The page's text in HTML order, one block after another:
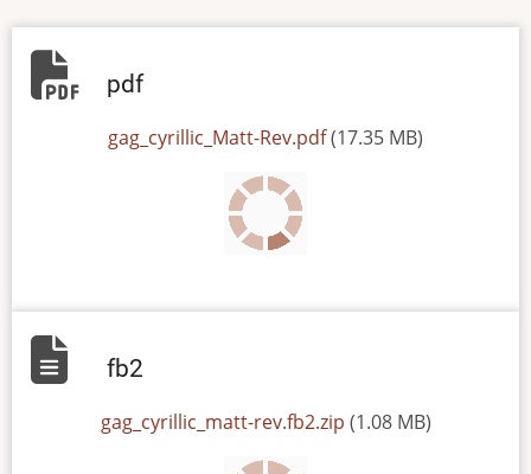
pdf
gag_cyrillic_Matt-Rev.pdf(17.35 MB)
fb2
gag_cyrillic_matt-rev.fb2.zip (1.08 MB)